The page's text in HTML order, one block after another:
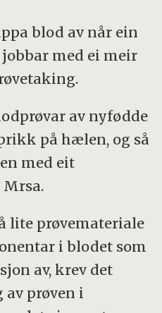
blod av når ein
med ei meir
av nyfødde
på hælen, og så
med eit
lite prøvemateriale
i blodet som
av, krev det
prøven i